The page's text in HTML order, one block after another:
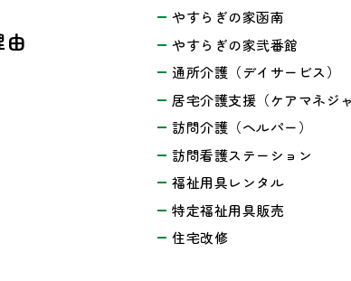
由
やすらぎの家函南
やすらぎの家弐番館
通所介護（デイサービス）
居宅介護支援（ケアマネジャ
訪問介護（ヘルパー）
訪問看護ステーション
福祉用具レンタル
特定福祉用具販売
住宅改修